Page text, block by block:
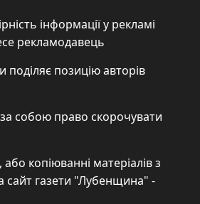
інформації у рекламі
рекламодавець
поділяє позицію авторів
собою право скорочувати
копіюванні матеріалів з
сайт газети "Лубенщина" -